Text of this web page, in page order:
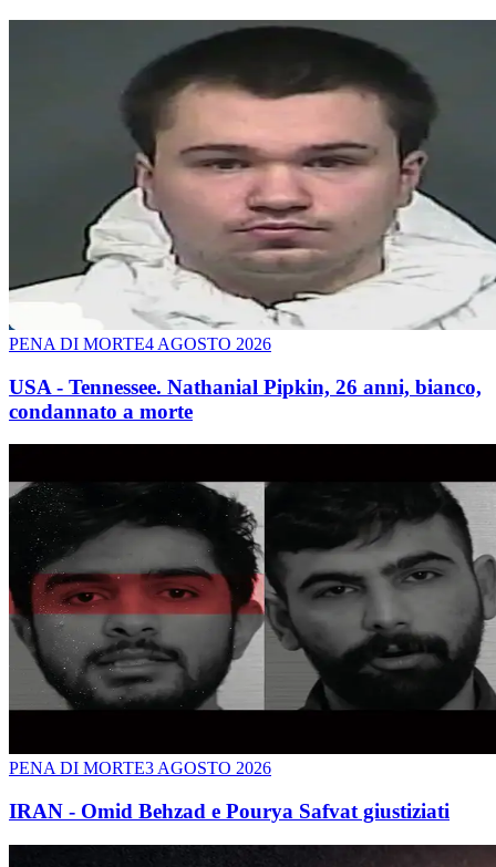
PENA DI MORTE4 AGOSTO 2026
USA - Tennessee. Nathanial Pipkin, 26 anni, bianco,
condannato a morte
PENA DI MORTE3 AGOSTO 2026
IRAN - Omid Behzad e Pourya Safvat giustiziati